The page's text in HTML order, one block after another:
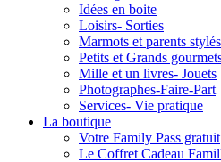
Idées en boite
Loisirs- Sorties
Marmots et parents stylés
Petits et Grands
Mille et un livres- Jouets
Photographes-Faire-Part
Services- Vie pratique
La boutique
Votre Family Pass gratuit
Le Coffret Cadeau